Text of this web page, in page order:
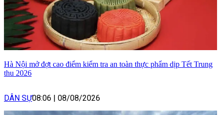
Hà Nội mở đợt cao điểm kiểm tra an toàn thực phẩm dịp Tết Trung
thu 2026
DÂN SỰ08:06 08/08/2026